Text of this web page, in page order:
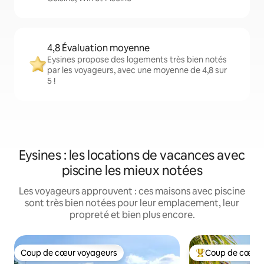
4,8 Évaluation moyenne
Eysines propose des logements très bien notés
par les voyageurs, avec une moyenne de 4,8 sur
5 !
Eysines : les locations de vacances avec
piscine les mieux notées
Les voyageurs approuvent : ces maisons avec piscine
sont très bien notées pour leur emplacement, leur
propreté et bien plus encore.
Coup de cœur voyageurs
Coup de cœur voyageurs Coups de cœur
Coup de cœur